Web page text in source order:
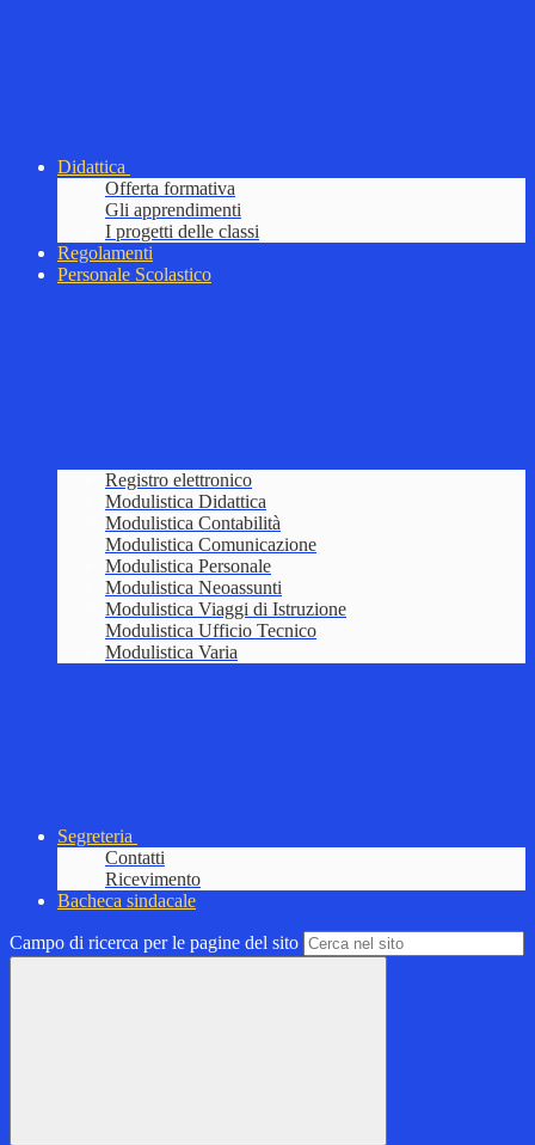
Didattica
Offerta formativa
Gli apprendimenti
I progetti delle classi
Regolamenti
Personale Scolastico
Registro elettronico
Modulistica Didattica
Modulistica Contabilità
Modulistica Comunicazione
Modulistica Personale
Modulistica Neoassunti
Modulistica Viaggi di Istruzione
Modulistica Ufficio Tecnico
Modulistica Varia
Segreteria
Contatti
Ricevimento
Bacheca sindacale
Campo di ricerca per le pagine del sito